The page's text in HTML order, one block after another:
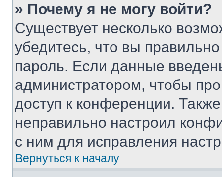
» Почему я не могу войти?
Существует несколько
убедитесь, что вы
пароль. Если данные
администратором, чтобы
доступ к конференции.
неправильно настроил
с ним для исправления
Вернуться к началу